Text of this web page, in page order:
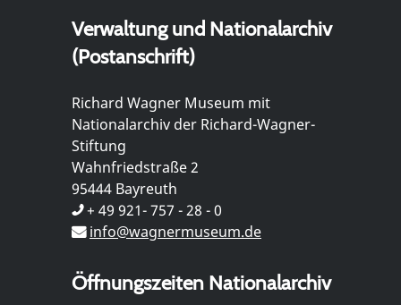
Verwaltung und Nationalarchiv
(Postanschrift)
Richard Wagner Museum mit
Nationalarchiv der Richard-Wagner-
Stiftung
Wahnfriedstraße 2
95444 Bayreuth
+ 49 921- 757 - 28 - 0
info@wagnermuseum.de
Öffnungszeiten Nationalarchiv